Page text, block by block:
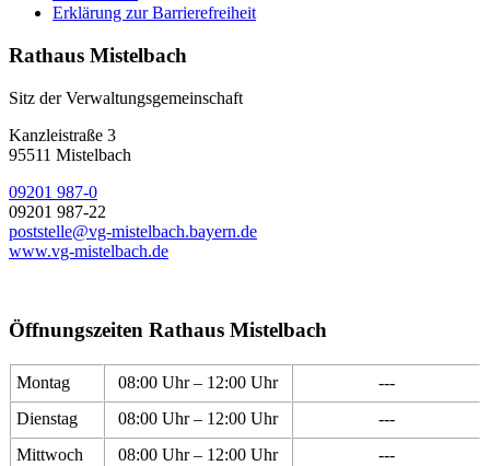
Erklärung zur Barrierefreiheit
Rathaus Mistelbach
Sitz der Verwaltungsgemeinschaft
Kanzleistraße 3
95511 Mistelbach
09201 987-0
09201 987-22
poststelle@vg-mistelbach.bayern.de
www.vg-mistelbach.de
Öffnungszeiten Rathaus Mistelbach
Montag 08:00 Uhr – 12:00 Uhr
---
Dienstag
08:00 Uhr – 12:00 Uhr
---
Mittwoch
08:00 Uhr – 12:00 Uhr
---